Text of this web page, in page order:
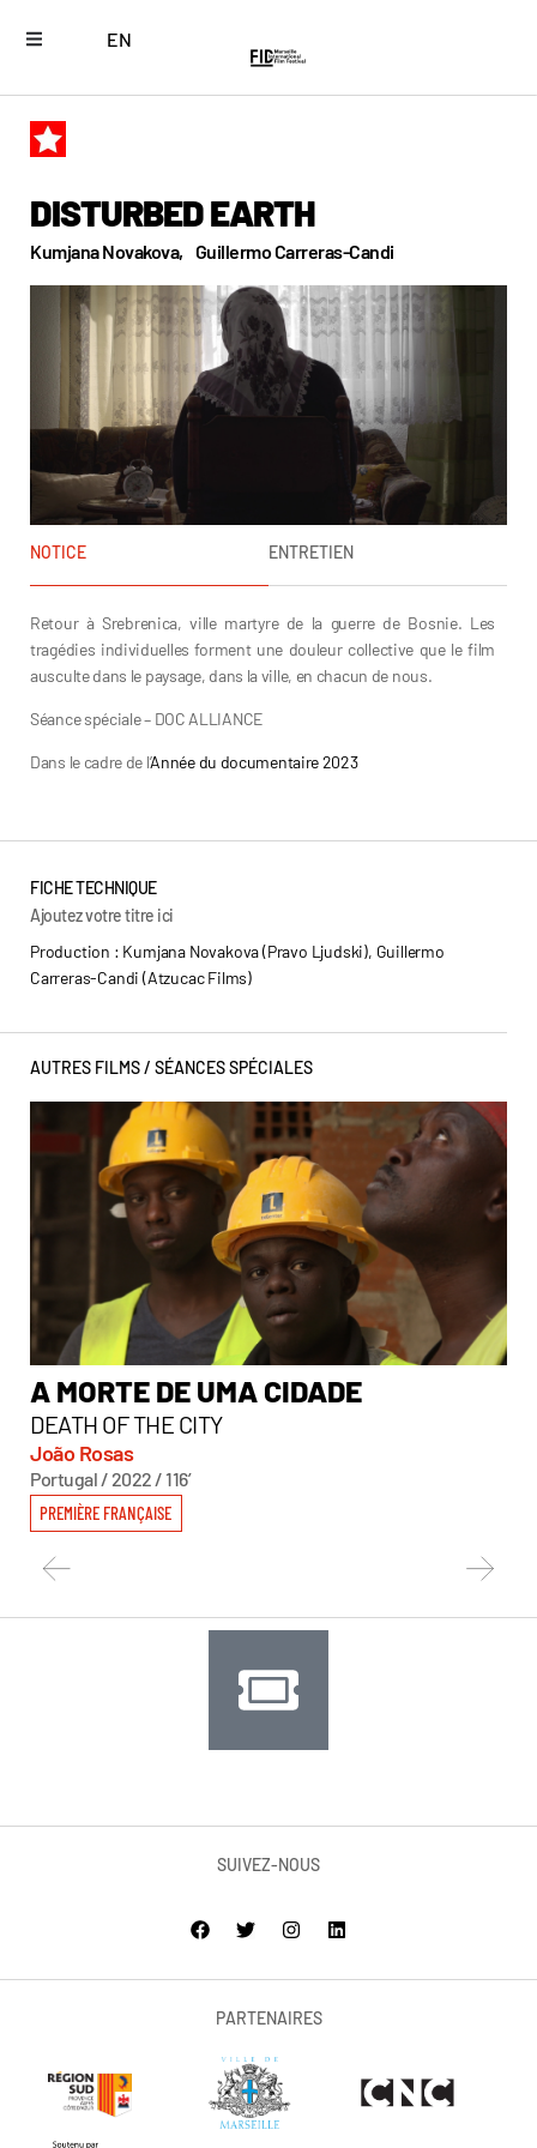
EN
DISTURBED EARTH
Kumjana Novakova, Guillermo Carreras-Candi
NOTICE ENTRETIEN
Retour à Srebrenica, ville martyre de la guerre de Bosnie. Les
tragédies individuelles forment une douleur collective que le film
ausculte dans le paysage, dans la ville, en chacun de nous.
Séance spéciale – DOC ALLIANCE
Dans le cadre de l’Année du documentaire 2023
FICHE TECHNIQUE
Ajoutez votre titre ici
Production : Kumjana Novakova (Pravo Ljudski), Guillermo
Carreras-Candi (Atzucac Films)
AUTRES FILMS / SÉANCES SPÉCIALES
A MORTE DE UMA CIDADE
DEATH OF THE CITY
João Rosas
Portugal / 2022 / 116’
PREMIÈRE FRANÇAISE
SUIVEZ-NOUS
PARTENAIRES